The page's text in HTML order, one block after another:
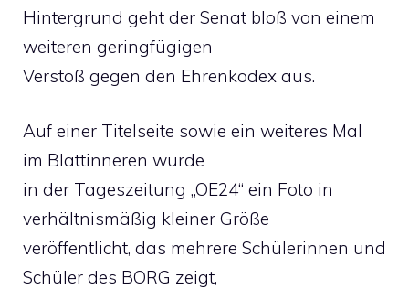
Hintergrund geht der Senat bloß von einem
weiteren geringfügigen
Verstoß gegen den Ehrenkodex aus.
Auf einer Titelseite sowie ein weiteres Mal
im Blattinneren wurde
in der Tageszeitung „OE24“ ein Foto in
verhältnismäßig kleiner Größe
veröffentlicht, das mehrere Schülerinnen und
Schüler des BORG zeigt,